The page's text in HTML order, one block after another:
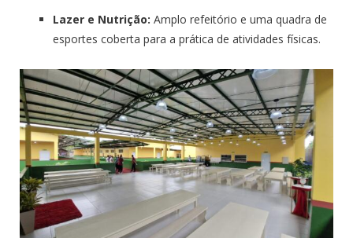
Lazer e Nutrição: Amplo refeitório e uma quadra de
esportes coberta para a prática de atividades físicas.